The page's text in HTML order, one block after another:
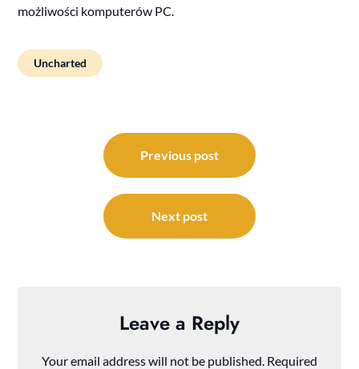
możliwości komputerów PC.
Uncharted
navigation
Previous post
Next post
Leave a Reply
Your email address will not be published. Required